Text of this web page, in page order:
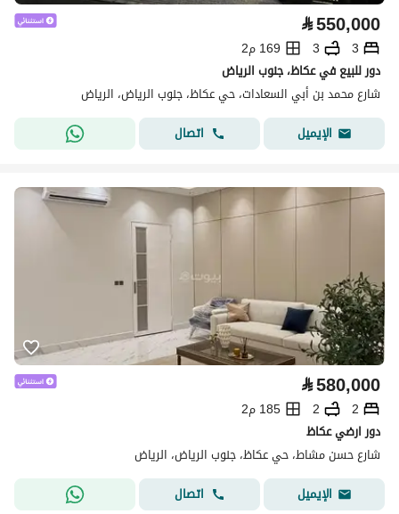
⃁550,000
3
3
169 م2
دور للبيع في عكاظ، جنوب الرياض
شارع محمد بن أبي السعادات، حي عكاظ، جنوب الرياض، الرياض
الإيميل
اتصال
⃁580,000
2
2
185 م2
دور ارضي عكاظ
شارع حسن مشاط، حي عكاظ، جنوب الرياض، الرياض
الإيميل
اتصال